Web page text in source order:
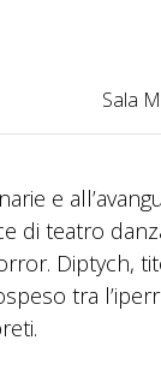
Sala
e
di teatro
Diptych,
tra